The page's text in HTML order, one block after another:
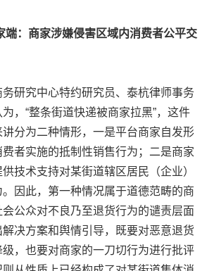
：商家涉嫌侵害区域内消费者公平交
究中心特约研究员、泰杭律师事务
，“整条街道快递被商家拉黑”，这件
分为二种情形，一是平台商家自发形
者实施的抵制性销售行为；二是商家
技术支持对某街道辖区居民（企业）
因此，第一种情况属于道德范畴的商
公众对不良乃至退货行为的谴责层面
决方案和舆情引导，既要对恶意退货
，也要对商家的一刀切行为进行批评